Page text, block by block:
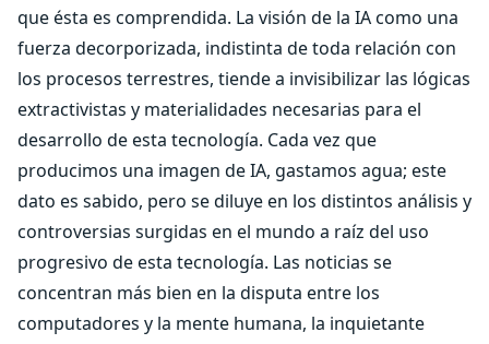
que ésta es comprendida. La visión de la IA como una
fuerza decorporizada, indistinta de toda relación con
los procesos terrestres, tiende a invisibilizar las lógicas
extractivistas y materialidades necesarias para el
desarrollo de esta tecnología. Cada vez que
producimos una imagen de IA, gastamos agua; este
dato es sabido, pero se diluye en los distintos análisis y
controversias surgidas en el mundo a raíz del uso
progresivo de esta tecnología. Las noticias se
concentran más bien en la disputa entre los
computadores y la mente humana, la inquietante